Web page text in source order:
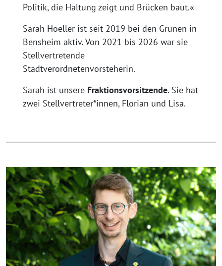
Politik, die Haltung zeigt und Brücken baut.«
Sarah Hoeller ist seit 2019 bei den Grünen in
Bensheim aktiv. Von 2021 bis 2026 war sie
Stellvertretende
Stadtverordnetenvorsteherin.
Sarah ist unsere Fraktionsvorsitzende. Sie hat
zwei Stellvertreter*innen, Florian und Lisa.